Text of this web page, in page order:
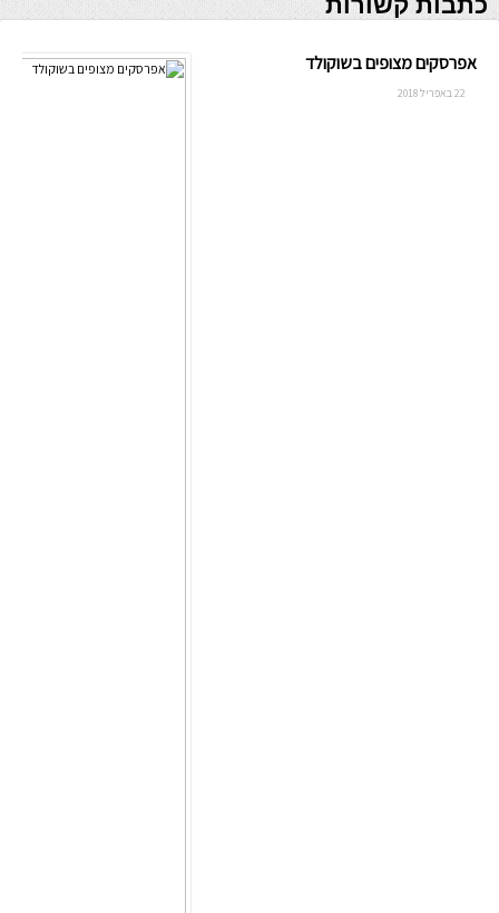
אפרסקים מצופים בשוקולד
22 באפריל 2018